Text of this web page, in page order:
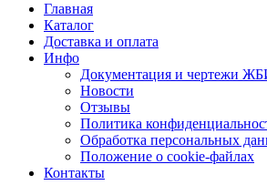
Главная
Каталог
Доставка и оплата
Инфо
Документация и чертежи
Новости
Отзывы
Политика
Обработка персональных
Положение о cookie-файлах
Контакты